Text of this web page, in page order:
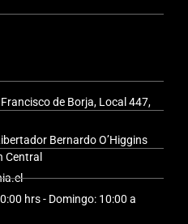
de Borja, Local 447,
Bernardo O’Higgins
Central
hrs - Domingo: 10:00 a